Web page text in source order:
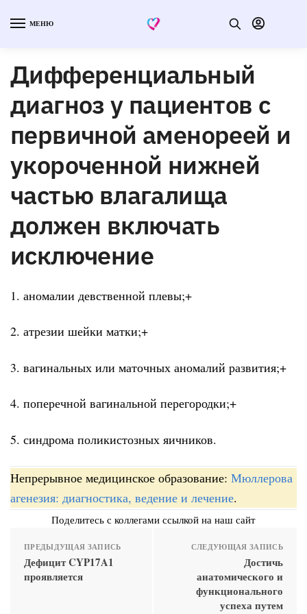
МЕНЮ
Дифференциальный
диагноз у пациентов с
первичной аменореей и
укороченной нижней
частью влагалища
должен включать
исключение
1. аномалии девственной плевы;+
2. атрезии шейки матки;+
3. вагинальных или маточных аномалий развития;+
4. поперечной вагинальной перегородки;+
5. синдрома поликистозных яичников.
Непрерывное медицинское образование: Мюллерова
агенезия: диагностика, ведение и лечение.
Поделитесь с коллегами ссылкой на наш сайт
ПРЕДЫДУЩАЯ ЗАПИСЬ
Дефицит CYP17A1
проявляется
СЛЕДУЮЩАЯ ЗАПИСЬ
Достичь
анатомического и
функционального
успеха путем